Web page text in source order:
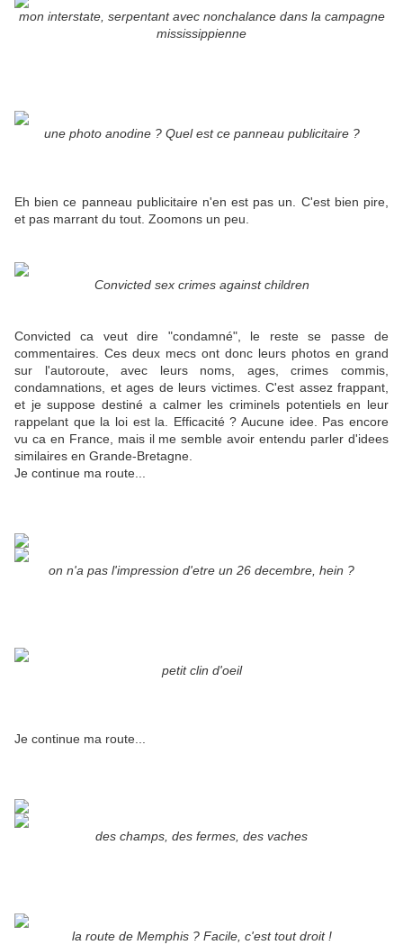
mon interstate, serpentant avec nonchalance dans la campagne
mississippienne
une photo anodine ? Quel est ce panneau publicitaire ?
Eh bien ce panneau publicitaire n'en est pas un. C'est bien pire,
et pas marrant du tout. Zoomons un peu.
Convicted sex crimes against children
Convicted ca veut dire "condamné", le reste se passe de
commentaires. Ces deux mecs ont donc leurs photos en grand
sur l'autoroute, avec leurs noms, ages, crimes commis,
condamnations, et ages de leurs victimes. C'est assez frappant,
et je suppose destiné a calmer les criminels potentiels en leur
rappelant que la loi est la. Efficacité ? Aucune idee. Pas encore
vu ca en France, mais il me semble avoir entendu parler d'idees
similaires en Grande-Bretagne.
Je continue ma route...
on n'a pas l'impression d'etre un 26 decembre, hein ?
petit clin d'oeil
Je continue ma route...
des champs, des fermes, des vaches
la route de Memphis ? Facile, c'est tout droit !